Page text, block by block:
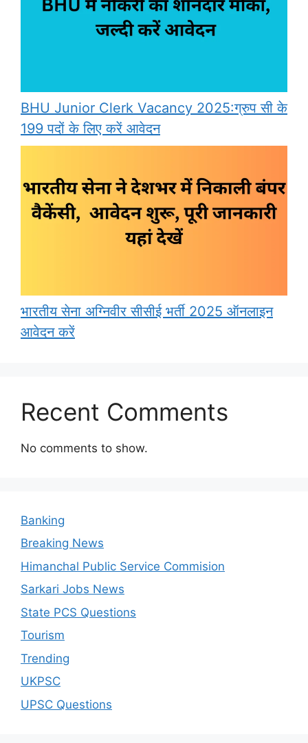
BHU Junior Clerk Vacancy 2025:ग्रुप सी के
199 पदों के लिए करें आवेदन
भारतीय सेना अग्निवीर सीसीई भर्ती 2025 ऑनलाइन
आवेदन करें
Recent Comments
No comments to show.
Banking
Breaking News
Himanchal Public Service Commision
Sarkari Jobs News
State PCS Questions
Tourism
Trending
UKPSC
UPSC Questions